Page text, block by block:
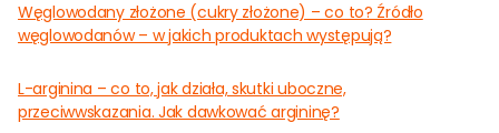
Węglowodany złożone (cukry złożone) – co to? Źródło
węglowodanów – w jakich produktach występują?
L-arginina – co to, jak działa, skutki uboczne,
przeciwwskazania. Jak dawkować argininę?